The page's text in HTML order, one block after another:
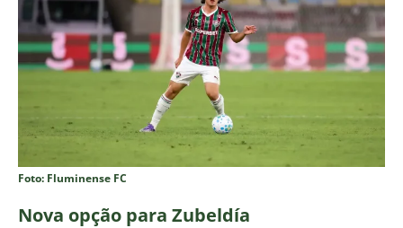
Foto: Fluminense FC
Nova opção para Zubeldía